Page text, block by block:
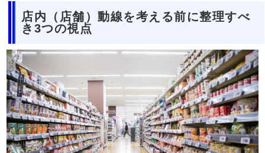
店内（店舗）動線を考える前に整理すべ
き3つの視点